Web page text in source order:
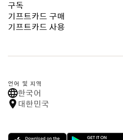
구독
기프트카드 구매
기프트카드 사용
언어 및 지역
한국어
대한민국